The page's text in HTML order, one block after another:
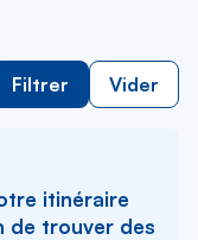
Filtrer Vider
itinéraire
de trouver des